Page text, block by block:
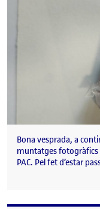
Bona vesprada, a
muntatges fotogràfics
PAC. Pel fet d’estar